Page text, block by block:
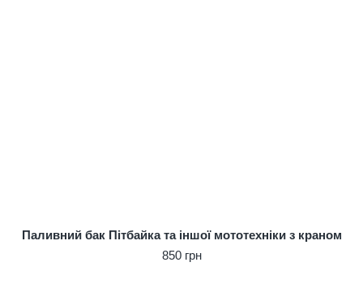
Паливний бак Пітбайка та іншої мототехніки з краном
850 грн